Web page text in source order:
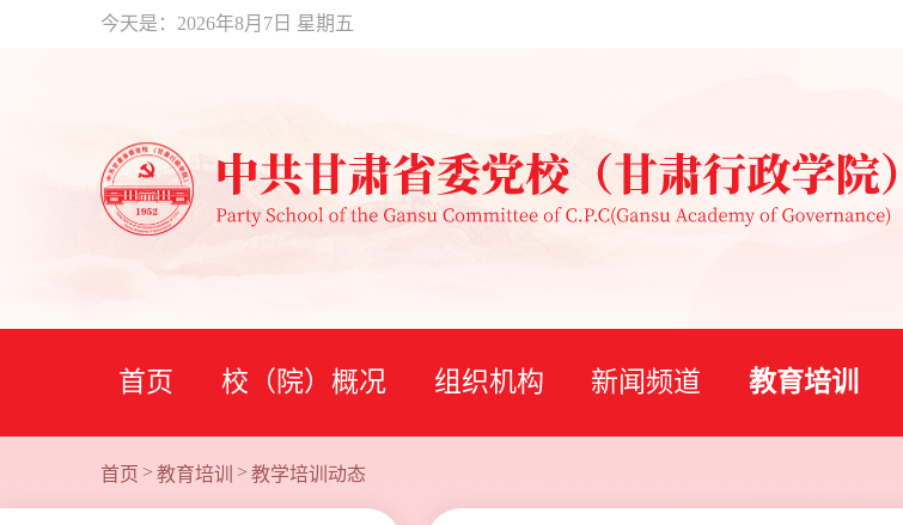
今天是： 2026年8月7日 星期五
首页 校（院）概况 组织机构 新闻频道 教育培训
首页 > 教育培训 > 教学培训动态